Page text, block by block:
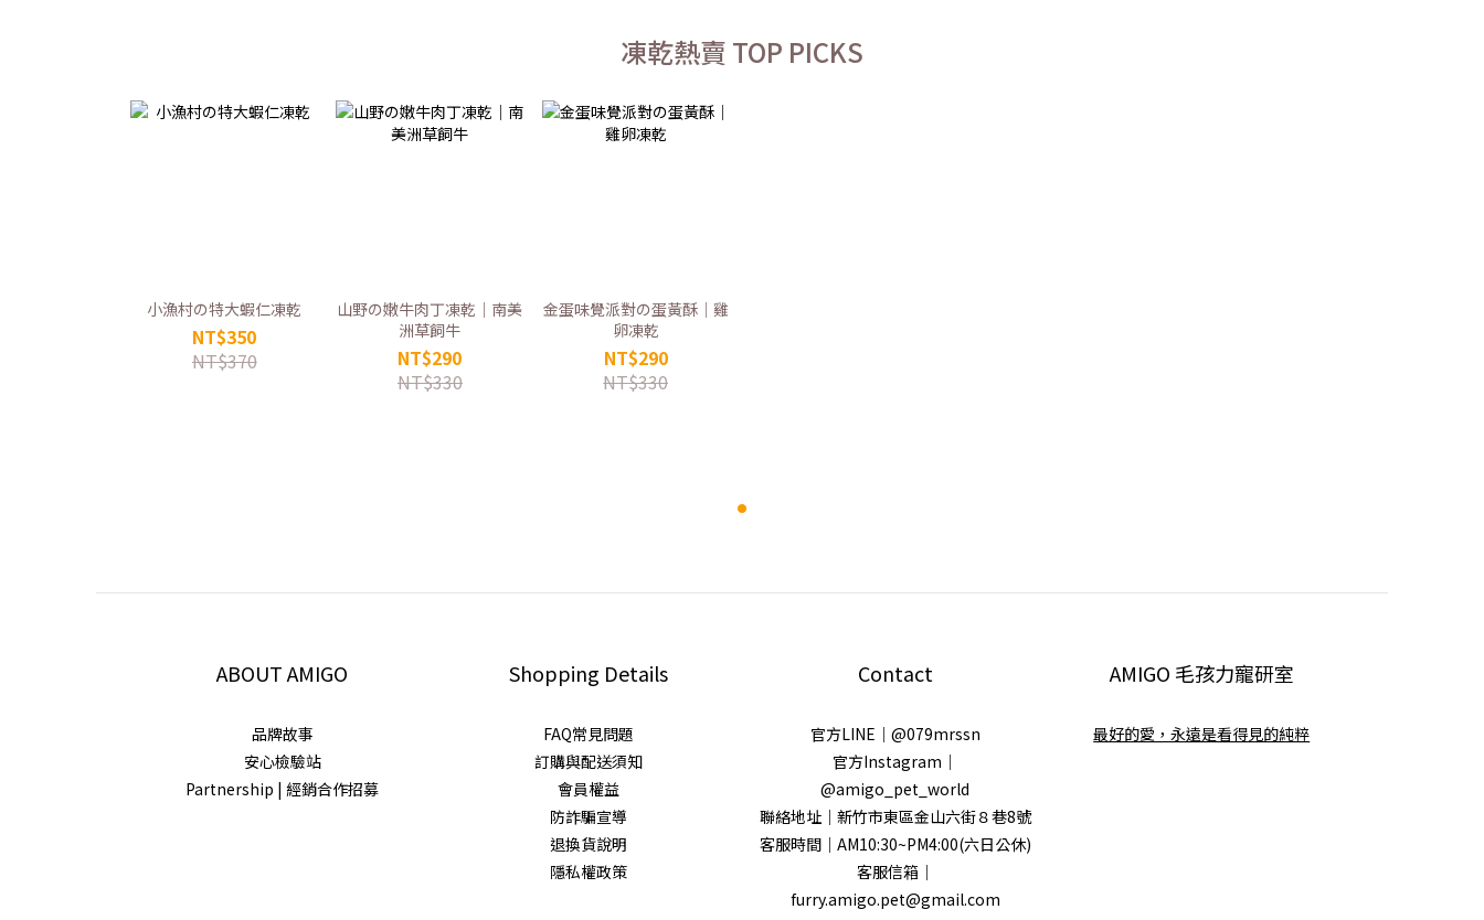
凍乾熱賣 TOP PICKS
小漁村の特大蝦仁凍乾
NT$350
NT$370
山野の嫩牛肉丁凍乾｜南美
洲草飼牛
NT$290
NT$330
金蛋味覺派對の蛋黃酥｜雞
卵凍乾
NT$290
NT$330
ABOUT AMIGO
品牌故事
安心檢驗站
Partnership | 經銷合作招募
Shopping Details
FAQ常見問題
訂購與配送須知
會員權益
防詐騙宣導
退換貨說明
隱私權政策
Contact
官方LINE｜@079mrssn
官方Instagram｜
@amigo_pet_world
聯絡地址｜新竹市東區金山六街８巷8號
客服時間｜AM10:30~PM4:00(六日公休)
客服信箱｜
furry.amigo.pet@gmail.com
AMIGO 毛孩力寵研室
最好的愛，永遠是看得見的純粹